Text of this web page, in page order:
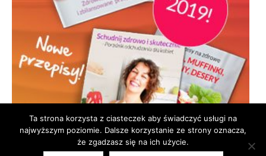
Ta strona korzysta z ciasteczek aby świadczyć usługi na
najwyższym poziomie. Dalsze korzystanie ze strony oznacza,
że zgadzasz się na ich użycie.